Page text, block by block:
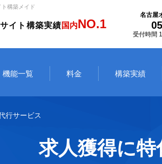
構築メイド
イト構築実績 国内NO.1
名古屋
受付時間
機能一覧 料金 構築実績
行サービス
求人獲得に特